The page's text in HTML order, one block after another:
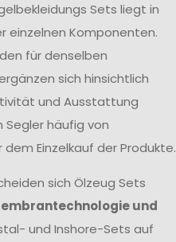
Sets liegt in
einzelnen Komponenten.
für denselben
sich hinsichtlich
und Ausstattung
häufig von
Einzelkauf der Produkte.
sich Ölzeug Sets
und
und Inshore-Sets auf